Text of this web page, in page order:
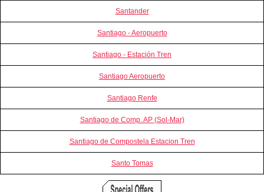
Santander
Santiago - Aeropuerto
Santiago - Estación Tren
Santiago Aeropuerto
Santiago Renfe
Santiago de Comp. AP (Sol-Mar)
Santiago de Compostela Estacion Tren
Santo Tomas